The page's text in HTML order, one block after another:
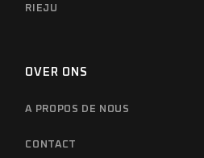
RIEJU
OVER ONS
A PROPOS DE NOUS
CONTACT